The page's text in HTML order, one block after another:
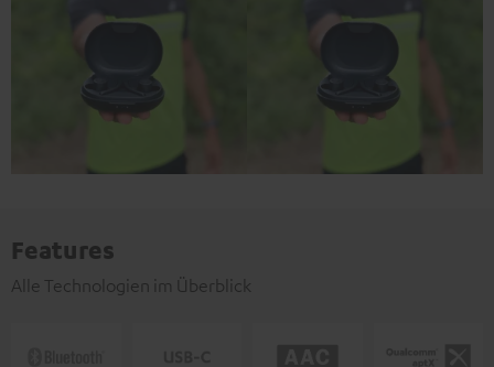
Features
Alle Technologien im Überblick